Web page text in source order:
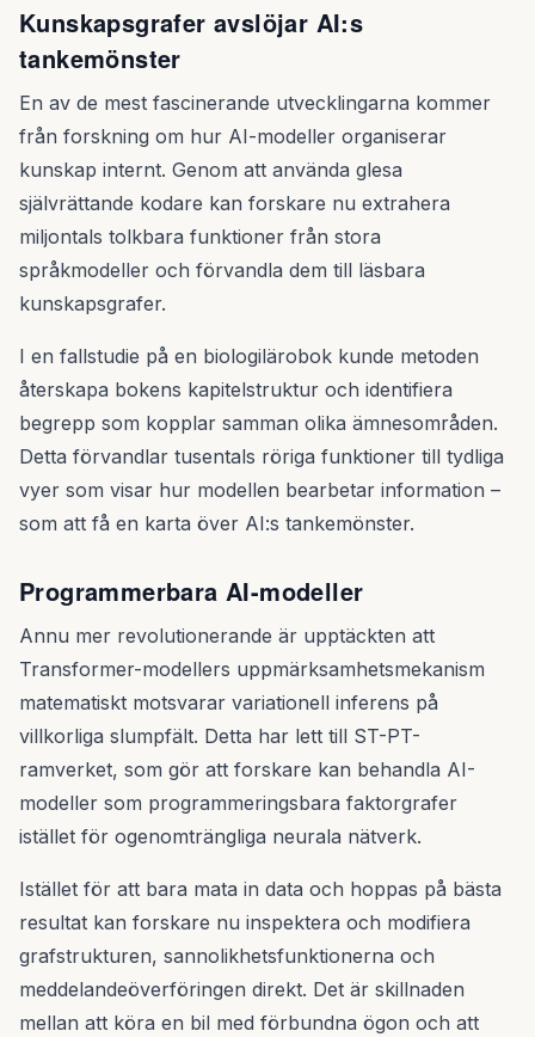
Kunskapsgrafer avslöjar AI:s
tankemönster
En av de mest fascinerande utvecklingarna kommer
från forskning om hur AI-modeller organiserar
kunskap internt. Genom att använda glesa
självrättande kodare kan forskare nu extrahera
miljontals tolkbara funktioner från stora
språkmodeller och förvandla dem till läsbara
kunskapsgrafer.
I en fallstudie på en biologilärobok kunde metoden
återskapa bokens kapitelstruktur och identifiera
begrepp som kopplar samman olika ämnesområden.
Detta förvandlar tusentals röriga funktioner till tydliga
vyer som visar hur modellen bearbetar information –
som att få en karta över AI:s tankemönster.
Programmerbara AI-modeller
Annu mer revolutionerande är upptäckten att
Transformer-modellers uppmärksamhetsmekanism
matematiskt motsvarar variationell inferens på
villkorliga slumpfält. Detta har lett till ST-PT-
ramverket, som gör att forskare kan behandla AI-
modeller som programmeringsbara faktorgrafer
istället för ogenomträngliga neurala nätverk.
Istället för att bara mata in data och hoppas på bästa
resultat kan forskare nu inspektera och modifiera
grafstrukturen, sannolikhetsfunktionerna och
meddelandeöverföringen direkt. Det är skillnaden
mellan att köra en bil med förbundna ögon och att